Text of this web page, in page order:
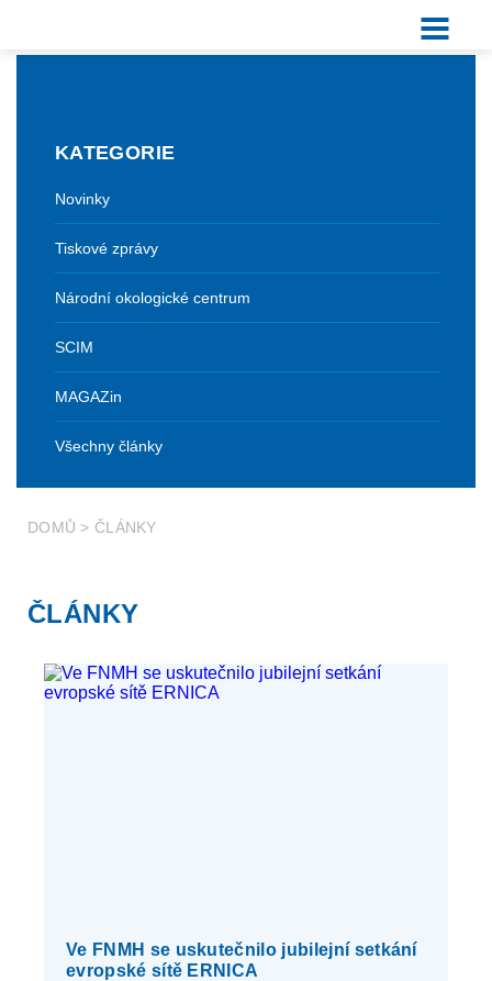
KATEGORIE
Novinky
Tiskové zprávy
Národní okologické centrum
SCIM
MAGAZin
Všechny články
DOMŮ > ČLÁNKY
ČLÁNKY
Ve FNMH se uskutečnilo jubilejní setkání
evropské sítě ERNICA